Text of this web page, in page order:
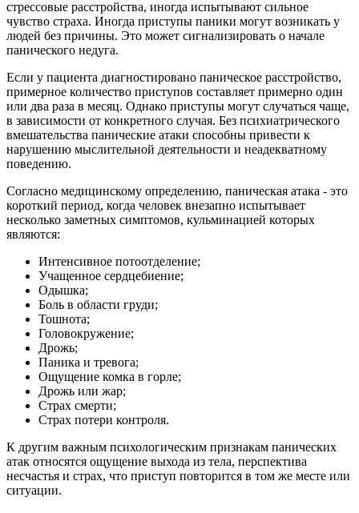
стрессовые расстройства, иногда испытывают сильное
чувство страха. Иногда приступы паники могут возникать у
людей без причины. Это может сигнализировать о начале
панического недуга.
Если у пациента диагностировано паническое расстройство,
примерное количество приступов составляет примерно один
или два раза в месяц. Однако приступы могут случаться чаще,
в зависимости от конкретного случая. Без психиатрического
вмешательства панические атаки способны привести к
нарушению мыслительной деятельности и неадекватному
поведению.
Согласно медицинскому определению, паническая атака - это
короткий период, когда человек внезапно испытывает
несколько заметных симптомов, кульминацией которых
являются:
Интенсивное потоотделение;
Учащенное сердцебиение;
Одышка;
Боль в области груди;
Тошнота;
Головокружение;
Дрожь;
Паника и тревога;
Ощущение комка в горле;
Дрожь или жар;
Страх смерти;
Страх потери контроля.
К другим важным психологическим признакам панических
атак относятся ощущение выхода из тела, перспектива
несчастья и страх, что приступ повторится в том же месте или
ситуации.